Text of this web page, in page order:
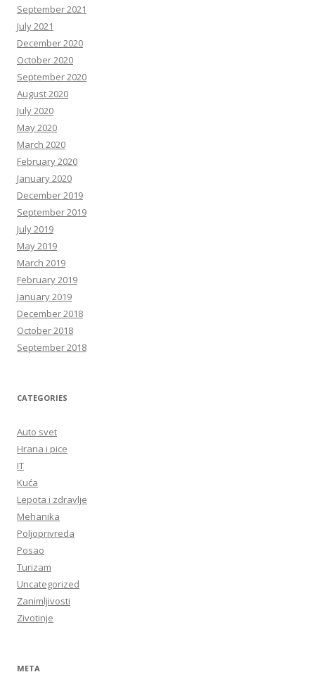
September 2021
July 2021
December 2020
October 2020
September 2020
August 2020
July 2020
May 2020
March 2020
February 2020
January 2020
December 2019
September 2019
July 2019
May 2019
March 2019
February 2019
January 2019
December 2018
October 2018
September 2018
CATEGORIES
Auto svet
Hrana i pice
IT
Kuća
Lepota i zdravlje
Mehanika
Poljoprivreda
Posao
Turizam
Uncategorized
Zanimljivosti
Zivotinje
META